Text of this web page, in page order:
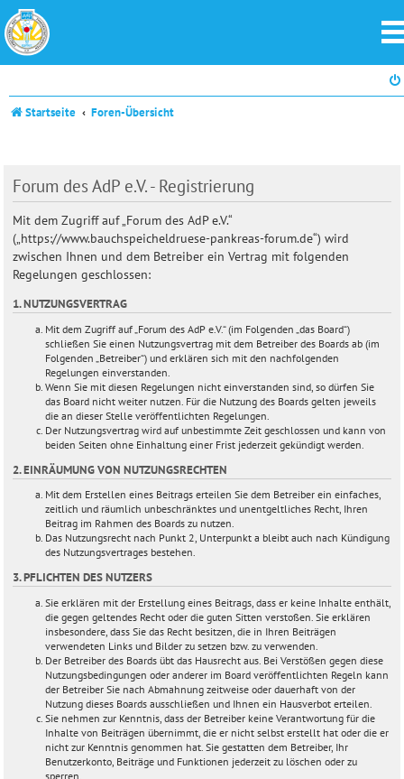
Startseite Foren-Übersicht
Forum des AdP e.V. - Registrierung
Mit dem Zugriff auf „Forum des AdP e.V.“
(„https://www.bauchspeicheldruese-pankreas-forum.de“) wird
zwischen Ihnen und dem Betreiber ein Vertrag mit folgenden
Regelungen geschlossen:
1. NUTZUNGSVERTRAG
Mit dem Zugriff auf „Forum des AdP e.V.“ (im Folgenden „das Board“)
schließen Sie einen Nutzungsvertrag mit dem Betreiber des Boards ab (im
Folgenden „Betreiber“) und erklären sich mit den nachfolgenden
Regelungen einverstanden.
Wenn Sie mit diesen Regelungen nicht einverstanden sind, so dürfen Sie
das Board nicht weiter nutzen. Für die Nutzung des Boards gelten jeweils
die an dieser Stelle veröffentlichten Regelungen.
Der Nutzungsvertrag wird auf unbestimmte Zeit geschlossen und kann von
beiden Seiten ohne Einhaltung einer Frist jederzeit gekündigt werden.
2. EINRÄUMUNG VON NUTZUNGSRECHTEN
Mit dem Erstellen eines Beitrags erteilen Sie dem Betreiber ein einfaches,
zeitlich und räumlich unbeschränktes und unentgeltliches Recht, Ihren
Beitrag im Rahmen des Boards zu nutzen.
Das Nutzungsrecht nach Punkt 2, Unterpunkt a bleibt auch nach Kündigung
des Nutzungsvertrages bestehen.
3. PFLICHTEN DES NUTZERS
Sie erklären mit der Erstellung eines Beitrags, dass er keine Inhalte enthält,
die gegen geltendes Recht oder die guten Sitten verstoßen. Sie erklären
insbesondere, dass Sie das Recht besitzen, die in Ihren Beiträgen
verwendeten Links und Bilder zu setzen bzw. zu verwenden.
Der Betreiber des Boards übt das Hausrecht aus. Bei Verstößen gegen diese
Nutzungsbedingungen oder anderer im Board veröffentlichten Regeln kann
der Betreiber Sie nach Abmahnung zeitweise oder dauerhaft von der
Nutzung dieses Boards ausschließen und Ihnen ein Hausverbot erteilen.
Sie nehmen zur Kenntnis, dass der Betreiber keine Verantwortung für die
Inhalte von Beiträgen übernimmt, die er nicht selbst erstellt hat oder die er
nicht zur Kenntnis genommen hat. Sie gestatten dem Betreiber, Ihr
Benutzerkonto, Beiträge und Funktionen jederzeit zu löschen oder zu
sperren.